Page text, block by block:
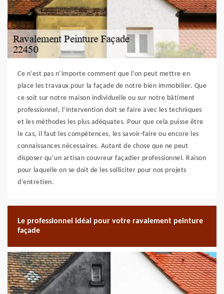
Ce n’est pas n’importe comment que l’on peut mettre en
place les travaux pour la façade de notre bien immobilier. Que
ce soit sur notre maison individuelle ou sur notre bâtiment
professionnel, l’intervention doit se faire avec les techniques
et les méthodes les plus adéquates. Pour que cela puisse être
le cas, il faut les compétences, les savoir-faire ou encore les
connaissances nécessaires. Autant de chose que ne peut
disposer qu’un artisan couvreur façadier professionnel. Raison
pour laquelle on se doit de les solliciter pour nos projets
d’entretien.
Le professionnel idéal pour votre ravalement peinture
façade